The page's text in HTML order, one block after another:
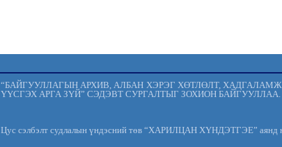
“БАЙГУУЛЛАГЫН АРХИВ, АЛБАН ХЭРЭГ ХӨТЛӨЛТ,
ҮҮСГЭХ АРГА ЗҮЙ” СЭДЭВТ СУРГАЛТЫГ ЗОХИОН БАЙГУУЛЛАА.
Цус сэлбэлт судлалын үндэсний төв “ХАРИЛЦАН ХҮНДЭТГЭЕ” аянд